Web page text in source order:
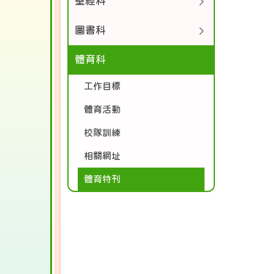
圖書科
體育科
工作目標
體育活動
校隊訓練
相關網址
體育特刊